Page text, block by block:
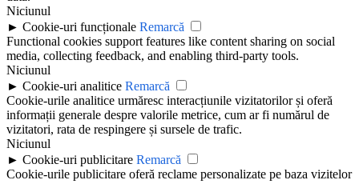
Niciunul
► Cookie-uri funcționale Remarcă
Functional cookies support features like content sharing on social
media, collecting feedback, and enabling third-party tools.
Niciunul
► Cookie-uri analitice Remarcă
Cookie-urile analitice urmăresc interacțiunile vizitatorilor și oferă
informații generale despre valorile metrice, cum ar fi numărul de
vizitatori, rata de respingere și sursele de trafic.
Niciunul
► Cookie-uri publicitare Remarcă
Cookie-urile publicitare oferă reclame personalizate pe baza vizitelor